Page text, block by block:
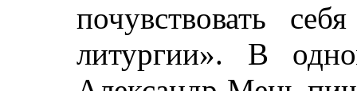
почувствовать
литургии». В